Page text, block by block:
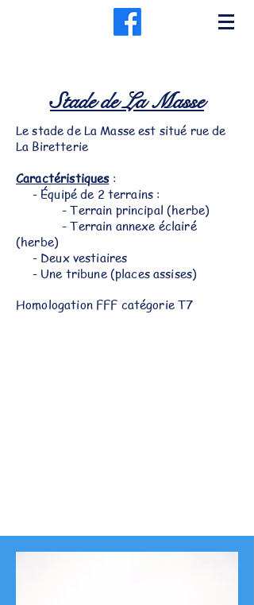
Stade de La Masse
Le stade de La Masse est situé rue de
La Biretterie
Caractéristiques:
- Équipé de 2 terrains :
- Terrain principal (herbe)
- Terrain annexe éclairé
(herbe)
- Deux vestiaires
- Une tribune (places assises)
Homologation FFF catégorie T7